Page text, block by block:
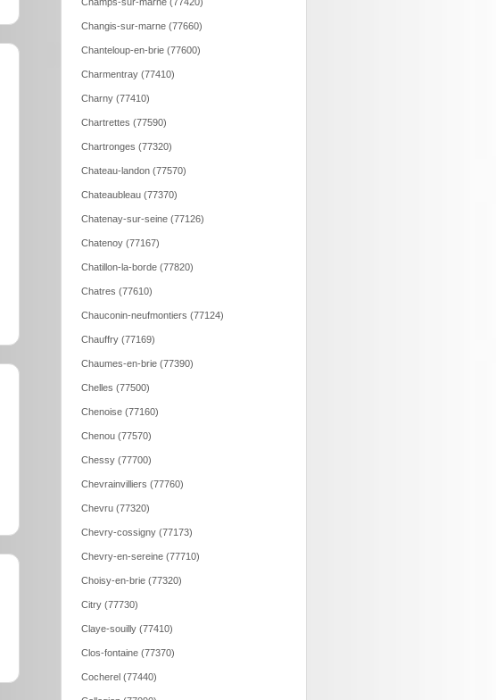
Champs-sur-marne (77420)
Changis-sur-marne (77660)
Chanteloup-en-brie (77600)
Charmentray (77410)
Charny (77410)
Chartrettes (77590)
Chartronges (77320)
Chateau-landon (77570)
Chateaubleau (77370)
Chatenay-sur-seine (77126)
Chatenoy (77167)
Chatillon-la-borde (77820)
Chatres (77610)
Chauconin-neufmontiers (77124)
Chauffry (77169)
Chaumes-en-brie (77390)
Chelles (77500)
Chenoise (77160)
Chenou (77570)
Chessy (77700)
Chevrainvilliers (77760)
Chevru (77320)
Chevry-cossigny (77173)
Chevry-en-sereine (77710)
Choisy-en-brie (77320)
Citry (77730)
Claye-souilly (77410)
Clos-fontaine (77370)
Cocherel (77440)